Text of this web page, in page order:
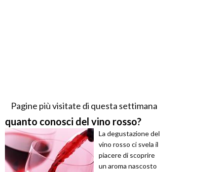
Pagine più visitate di questa settimana
quanto conosci del vino rosso?
La degustazione del
vino rosso ci svela il
piacere di scoprire
un aroma nascosto